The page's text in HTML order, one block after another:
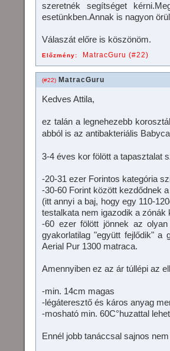
szeretnék segítséget
esetünkben.Annak is nagyon
Válaszát előre is köszönöm.
Előzmény: MatracGuru (#22)
(#22) MatracGuru
Kedves Attila,
ez talán a legnehezebb
abból is az antibakteriális
3-4 éves kor fölött a tapasztalat
-20-31 ezer Forintos kategória
-30-60 Forint között kezdődnek
(itt annyi a baj, hogy egy 110-
testalkata nem igazodik a zónák
-60 ezer fölött jönnek az
gyakorlatilag "együtt fejlődik" a
Aerial Pur 1300 matraca.
Amennyiben ez az ár túllépi az
-min. 14cm magas
-légáteresztő és káros anyag
-mosható min. 60C°huzattal
Ennél jobb tanáccsal sajnos